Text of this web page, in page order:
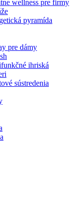
wellness pre firmy
pyramída
pre dámy
ihriská
sústredenia